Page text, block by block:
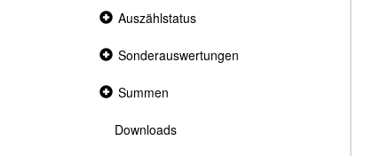
Collapsed
Auszählstatus
Collapsed
Sonderauswertungen
Collapsed
Summen
Downloads